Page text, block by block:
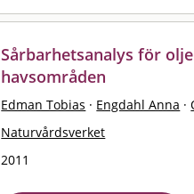
Sårbarhetsanalys för
havsområden
Edman Tobias · Engdahl Anna ·
Naturvårdsverket
2011